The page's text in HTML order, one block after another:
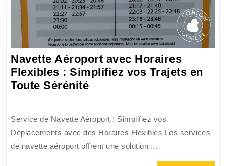
Navette Aéroport avec Horaires
Flexibles : Simplifiez vos Trajets en
Toute SérénitéNavette
Horaires
Flexibles
:
Service de Navette Aéroport : Simplifiez vos
Déplacements avec des Horaires Flexibles Les services
de navette aéroport offrent une solution ...